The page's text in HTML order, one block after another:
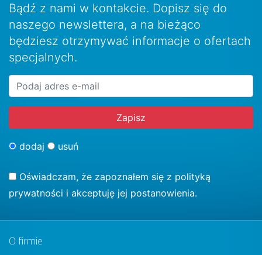
Bądź z nami w kontakcie. Dopisz się do
naszego newslettera, a na bieżąco
będziesz otrzymywać informacje o ofertach
specjalnych.
dodaj usuń
Oświadczam, że zapoznałem się z polityką
prywatności i akceptuję jej postanowienia.
O firmie